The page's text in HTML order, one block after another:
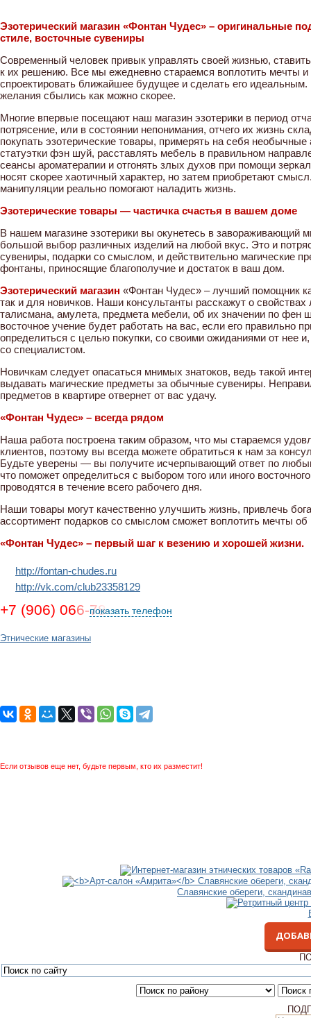
Эзотерический магазин «Фонтан Чудес» – оригинальные
стиле, восточные сувениры
Современный человек привык управлять своей жизнью,
к их решению. Все мы ежедневно стараемся воплотить мечты и
спроектировать ближайшее будущее и сделать его
желания сбылись как можно скорее.
Многие впервые посещают наш магазин эзотерики в период
потрясение, или в состоянии непонимания, отчего их жизнь
покупать эзотерические товары, примерять на себя
статуэтки фэн шуй, расставлять мебель в правильном
сеансы ароматерапии и отгонять злых духов при помощи
носят скорее хаотичный характер, но затем приобретают
манипуляции реально помогают наладить жизнь.
Эзотерические товары — частичка счастья в вашем доме
В нашем магазине эзотерики вы окунетесь в завораживающий
большой выбор различных изделий на любой вкус. Это и
сувениры, подарки со смыслом, и действительно магические
фонтаны, приносящие благополучие и достаток в ваш дом.
Эзотерический магазин «Фонтан Чудес» – лучший помощник
так и для новичков. Наши консультанты расскажут о
талисмана, амулета, предмета мебели, об их значении по фен
восточное учение будет работать на вас, если его правильно
определиться с целью покупки, со своими ожиданиями от нее
со специалистом.
Новичкам следует опасаться мнимых знатоков, ведь такой
выдавать магические предметы за обычные сувениры.
предметов в квартире отвернет от вас удачу.
«Фонтан Чудес» – всегда рядом
Наша работа построена таким образом, что мы стараемся
клиентов, поэтому вы всегда можете обратиться к нам за
Будьте уверены — вы получите исчерпывающий ответ по
что поможет определиться с выбором того или иного
проводятся в течение всего рабочего дня.
Наши товары могут качественно улучшить жизнь, привлечь
ассортимент подарков со смыслом сможет воплотить мечты
«Фонтан Чудес» – первый шаг к везению и хорошей жизни.
http://fontan-chudes.ru
http://vk.com/club23358129
+7 (906) 066-78-88показать телефон
Этнические магазины
Если отзывов еще нет, будьте первым, кто их разместит!
Славянские обереги,